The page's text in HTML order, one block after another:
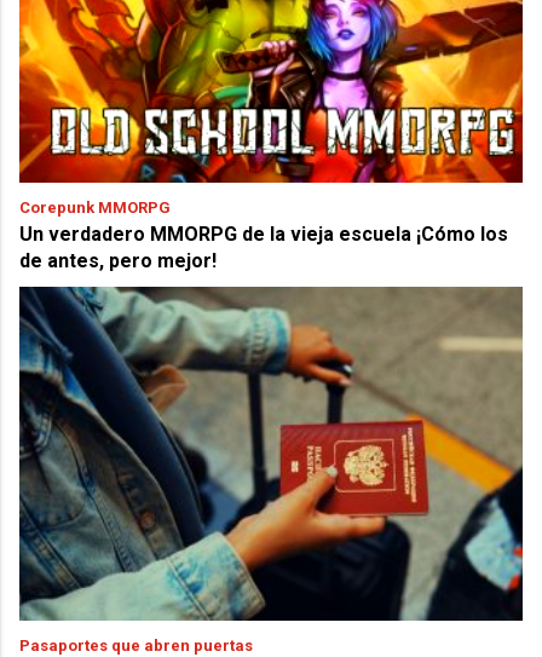
Corepunk MMORPG
Un verdadero MMORPG de la vieja escuela ¡Cómo los
de antes, pero mejor!
Pasaportes que abren puertas